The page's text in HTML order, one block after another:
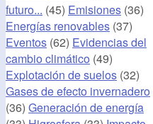
futuro... (45) Emisiones (36)
Energías renovables (37)
Eventos (62) Evidencias del
cambio climático (49)
Explotación de suelos (32)
Gases de efecto invernadero
(36) Generación de energía